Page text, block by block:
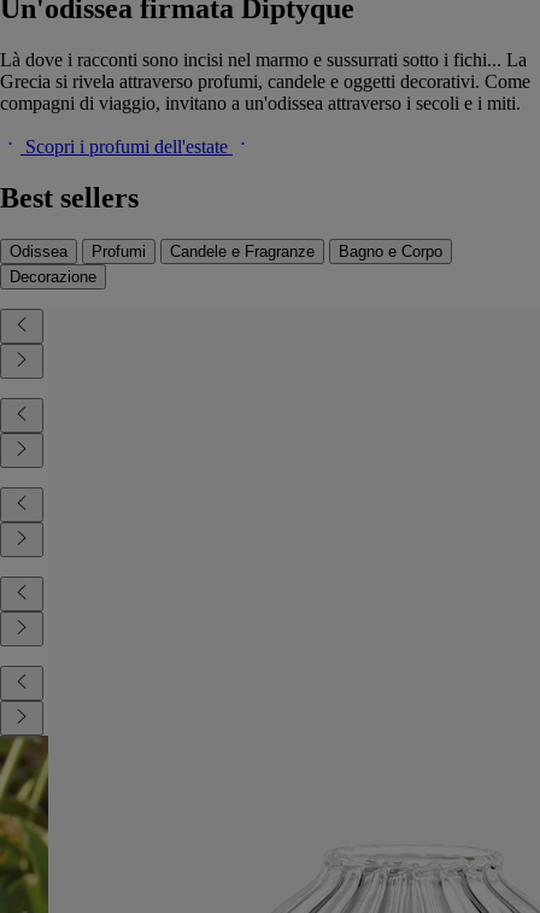
Un'odissea firmata Diptyque
Là dove i racconti sono incisi nel marmo e sussurrati sotto i fichi... La
Grecia si rivela attraverso profumi, candele e oggetti decorativi. Come
compagni di viaggio, invitano a un'odissea attraverso i secoli e i miti.
Scopri i profumi dell'estate
Best sellers
Odissea Profumi Candele e Fragranze
Bagno e Corpo
Decorazione